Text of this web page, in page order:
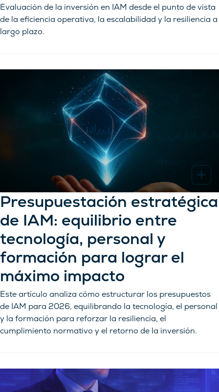
Evaluación de la inversión en IAM desde el punto de vista
de la eficiencia operativa, la escalabilidad y la resiliencia a
largo plazo.
Presupuestación estratégica
de IAM: equilibrio entre
tecnología, personal y
formación para lograr el
máximo impacto
Este artículo analiza cómo estructurar los presupuestos
de IAM para 2026, equilibrando la tecnología, el personal
y la formación para reforzar la resiliencia, el
cumplimiento normativo y el retorno de la inversión.